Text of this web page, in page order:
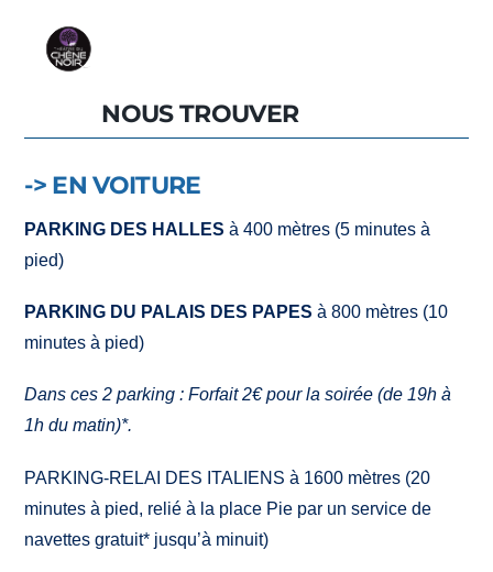
NOUS TROUVER
-> EN VOITURE
PARKING DES HALLES à 400 mètres (5 minutes à
pied)
PARKING DU PALAIS DES PAPES à 800 mètres (10
minutes à pied)
Dans ces 2 parking : Forfait 2€ pour la soirée (de 19h à
1h du matin)*.
PARKING-RELAI DES ITALIENS à 1600 mètres (20
minutes à pied, relié à la place Pie par un service de
navettes gratuit* jusqu’à minuit)